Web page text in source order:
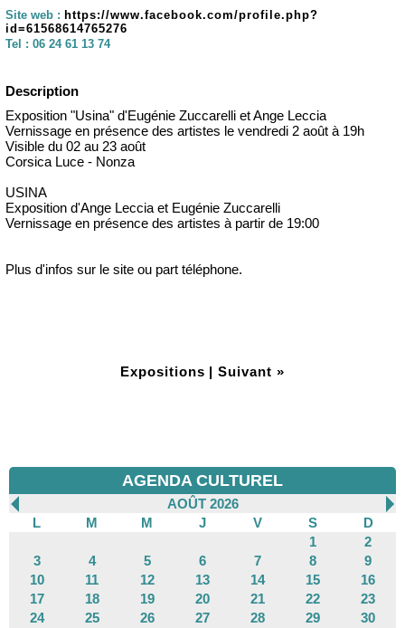
Site web : https://www.facebook.com/profile.php?
id=61568614765276
Tel : 06 24 61 13 74
Description
Exposition "Usina" d'Eugénie Zuccarelli et Ange Leccia
Vernissage en présence des artistes le vendredi 2 août à 19h
Visible du 02 au 23 août
Corsica Luce - Nonza
USINA
Exposition d'Ange Leccia et Eugénie Zuccarelli
Vernissage en présence des artistes à partir de 19:00
Plus d'infos sur le site ou part téléphone.
Expositions | Suivant »
AGENDA CULTUREL
AOÛT 2026
L
M M J V S
D
1
2
3
4 5 6 7 8
9
10
11 12 13 14 15
16
17
18 19 20 21 22
23
24
25 26 27 28 29
30